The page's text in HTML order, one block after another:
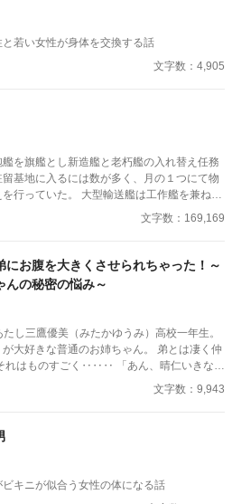
若い女性が身体を交換する話
文字数：4,905
を旗艦とし新造艦と老朽艦の入れ替え任務
基地に入るには数が多く、月の１つにて物
行っていた。 大型輸送艦は工作艦を兼ね
航宙艦は退役艦が１１０艦、入れ替え用が同
伴い新規配備される艦だった。 輸送任務
執り行っていた。 本来艦隊の指揮は
務の為、設計に関わった大佐が任命され
指揮官として少将と、退役間近の大将と
の為便乗していた。 公安に近い監査だっ
名とその側近はこの艦隊及び駐留艦隊の指揮
われた
、ライナン星系第３惑星より緊急の救援要
ブラックホールにしてしまった。 完全にブ
クホールから逃れる為、禁止されている重
。 恒星から近い距離では禁止されている
りの状
文字数：169,169
にお腹を大きくさせられちゃった！～
んの秘密の悩み～
大好きな普通のお姉ちゃん。 弟とは凄く仲
ごく‥‥‥ 「あん、晴仁いきなり
な関係のあたしたち。 で
しはアレが来そうなのになかなか来ないの
文字数：9,943
キニが似合う女性の体になる話